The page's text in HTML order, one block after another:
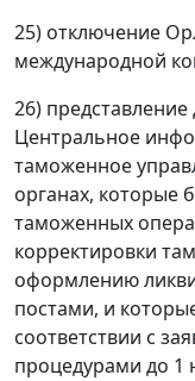
25) отключение
международной
26) представление
Центральное
таможенное
органах, которые
таможенных
корректировки
оформлению
постами, и
соответствии с
процедурами до 1